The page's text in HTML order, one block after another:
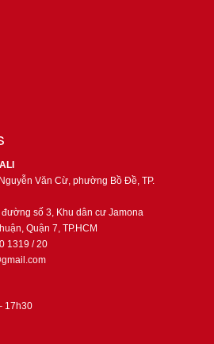
Văn Cừ, phường Bồ Đề, TP.
đường số 3, Khu dân cư Jamona
Quận 7, TP.HCM
1319 / 20
17h30